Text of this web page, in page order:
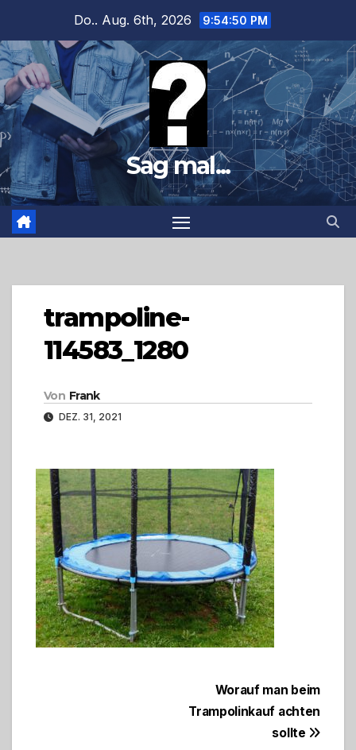
springen
Do.. Aug. 6th, 2026 9:54:51 PM
Sag mal...
trampoline-
114583_1280
Von Frank
DEZ. 31, 2021
BeitragsnavigationWorauf man beim
Trampolinkauf achten
sollte